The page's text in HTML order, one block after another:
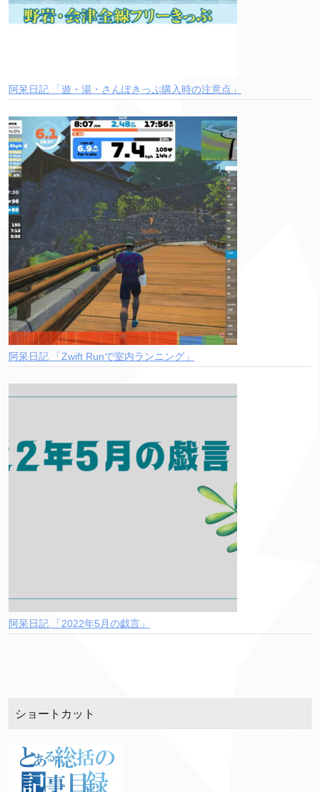
阿呆日記 「遊・湯・さんぽきっぷ購入時の注意点」
阿呆日記 「Zwift Runで室内ランニング」
阿呆日記 「2022年5月の戯言」
ショートカット